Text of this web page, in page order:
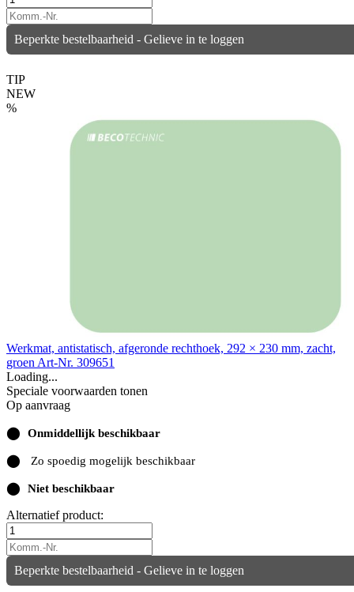
Beperkte bestelbaarheid - Gelieve in te loggen
TIP
NEW
%
Werkmat, antistatisch, afgeronde rechthoek, 292 × 230 mm, zacht,
groen Art-Nr. 309651
Loading...
Speciale voorwaarden tonen
Op aanvraag
⬤ Onmiddellijk beschikbaar
⬤ Zo spoedig mogelijk beschikbaar
⬤ Niet beschikbaar
Alternatief product:
Beperkte bestelbaarheid - Gelieve in te loggen